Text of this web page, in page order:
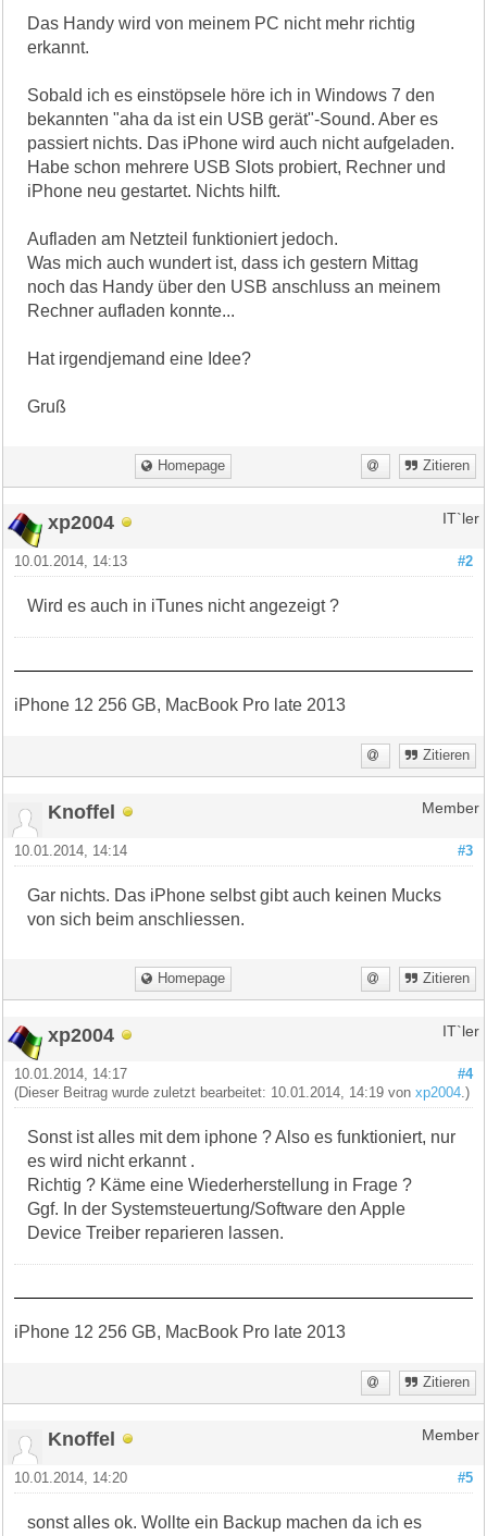
Das Handy wird von meinem PC nicht mehr richtig
erkannt.
Sobald ich es einstöpsele höre ich in Windows 7 den
bekannten "aha da ist ein USB gerät"-Sound. Aber es
passiert nichts. Das iPhone wird auch nicht aufgeladen.
Habe schon mehrere USB Slots probiert, Rechner und
iPhone neu gestartet. Nichts hilft.
Aufladen am Netzteil funktioniert jedoch.
Was mich auch wundert ist, dass ich gestern Mittag
noch das Handy über den USB anschluss an meinem
Rechner aufladen konnte...
Hat irgendjemand eine Idee?
Gruß
Homepage Zitieren
xp2004 IT`ler
#2
10.01.2014, 14:13
Wird es auch in iTunes nicht angezeigt ?
iPhone 12 256 GB, MacBook Pro late 2013
Zitieren
Knoffel Member
#3
10.01.2014, 14:14
Gar nichts. Das iPhone selbst gibt auch keinen Mucks
von sich beim anschliessen.
Homepage Zitieren
xp2004 IT`ler
#4
10.01.2014, 14:17
(Dieser Beitrag wurde zuletzt bearbeitet: 10.01.2014, 14:19 vonxp2004 .)
Sonst ist alles mit dem iphone ? Also es funktioniert, nur
es wird nicht erkannt .
Richtig ? Käme eine Wiederherstellung in Frage ?
Ggf. In der Systemsteuertung/Software den Apple
Device Treiber reparieren lassen.
iPhone 12 256 GB, MacBook Pro late 2013
Zitieren
Knoffel Member
#5
10.01.2014, 14:20
sonst alles ok. Wollte ein Backup machen da ich es